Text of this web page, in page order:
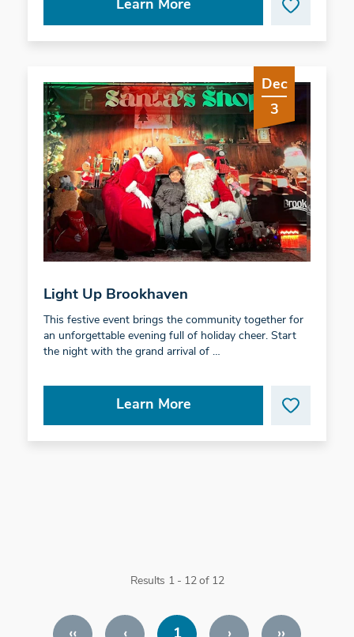
Learn More
Dec
3
Light Up Brookhaven
This festive event brings the community together for
an unforgettable evening full of holiday cheer. Start
the night with the grand arrival of …
Learn More
Results 1 - 12 of 12
‹‹ ‹ 1 › ››